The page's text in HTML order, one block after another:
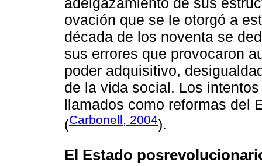
ovación que se le otorgó a
década de los noventa se
sus errores que provocaron
poder adquisitivo,
de la vida social. Los
llamados como reformas del
(Carbonell, 2004).
El Estado